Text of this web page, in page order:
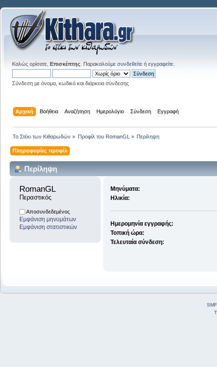
Καλώς ορίσατε, Επισκέπτης . Παρακαλούμε συνδεθείτε ή εγγραφείτε
Σύνδεση με όνομα, κωδικό και διάρκεια σύνδεσης
Αρχική Βοήθεια Αναζήτηση Ημερολόγιο Σύνδεση Εγγραφή
Το Στέκι των Κιθαρωδών » Προφίλ του RomanGL » Περίληψη
Πληροφορίες προφίλ
Περίληψη
RomanGL
Περαστικός
Αποσυνδεδεμένος
Εμφάνιση μηνυμάτων
Εμφάνιση στατιστικών
Μηνύματα:
Ηλικία:
Ημερομηνία εγγραφής:
Τοπική ώρα:
Τελευταία σύνδεση: